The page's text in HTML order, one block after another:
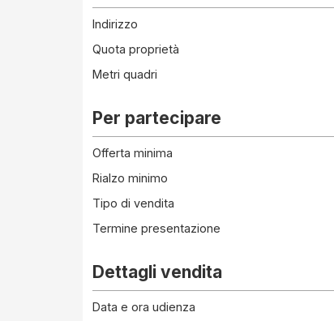
Indirizzo
Quota proprietà
Metri quadri
Per partecipare
Offerta minima
Rialzo minimo
Tipo di vendita
Termine presentazione
Dettagli vendita
Data e ora udienza